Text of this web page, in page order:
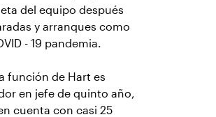
del equipo después
y arranques como
- 19 pandemia.
función de Hart es
en jefe de quinto año,
cuenta con casi 25